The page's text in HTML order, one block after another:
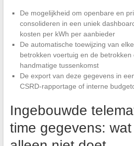
De mogelijkheid om openbare en
consolideren in een uniek
kosten per kWh per aanbieder
De automatische toewijzing van
betrokken voertuig en de betrokken
handmatige tussenkomst
De export van deze gegevens in
CSRD-rapportage of interne
Ingebouwde
time gegevens: